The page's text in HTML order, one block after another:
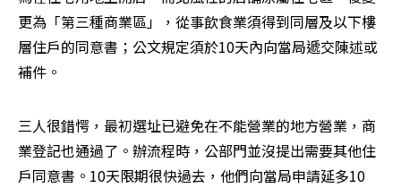
更為「第三種商業區」，從事飲食業須得到同層及以下樓
層住戶的同意書；公文規定須於10天內向當局遞交陳述或
補件。
三人很錯愕，最初選址已避免在不能營業的地方營業，商
業登記也通過了。辦流程時，公部門並沒提出需要其他住
戶同意書。10天限期很快過去，他們向當局申請延多10